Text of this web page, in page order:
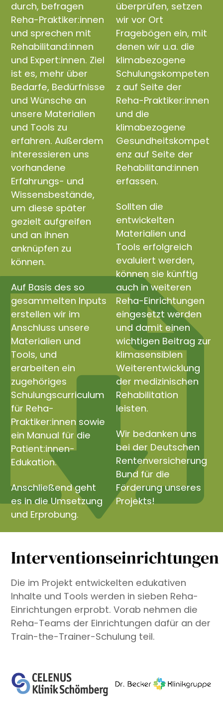
durch, befragen
Reha-Praktiker:innen
und sprechen mit
Rehabilitand:innen
und Expert:innen. Ziel
ist es, mehr über
Bedarfe, Bedürfnisse
und Wünsche an
unsere Materialien
und Tools zu
erfahren. Außerdem
interessieren uns
vorhandene
Erfahrungs- und
Wissensbestände,
um diese später
gezielt aufgreifen
und an ihnen
anknüpfen zu
können.
Auf Basis des so
gesammelten Inputs
erstellen wir im
Anschluss unsere
Materialien und
Tools, und
erarbeiten ein
zugehöriges
Schulungscurriculum
für Reha-
Praktiker:innen sowie
ein Manual für die
Patient:innen-
Edukation.
Anschließend geht
es in die Umsetzung
und Erprobung.
überprüfen, setzen
wir vor Ort
Fragebögen ein, mit
denen wir u.a. die
klimabezogene
Schulungskompeten
z auf Seite der
Reha-Praktiker:innen
und die
klimabezogene
Gesundheitskompet
enz auf Seite der
Rehabilitand:innen
erfassen.
Sollten die
entwickelten
Materialien und
Tools erfolgreich
evaluiert werden,
können sie künftig
auch in weiteren
Reha-Einrichtungen
eingesetzt werden
und damit einen
wichtigen Beitrag zur
klimasensiblen
Weiterentwicklung
der medizinischen
Rehabilitation
leisten.
Wir bedanken uns
bei der Deutschen
Rentenversicherung
Bund für die
Förderung unseres
Projekts!
Interventionseinrichtungen
Die im Projekt entwickelten edukativen
Inhalte und Tools werden in sieben Reha-
Einrichtungen erprobt. Vorab nehmen die
Reha-Teams der Einrichtungen dafür an der
Train-the-Trainer-Schulung teil.